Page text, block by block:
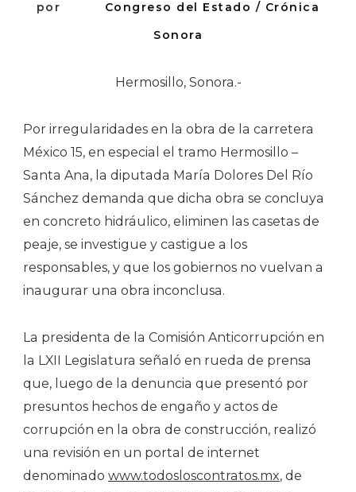
Denuncia
por
Congreso del Estado / Crónica
Sonora
Hermosillo, Sonora.-
Por irregularidades en la obra de la carretera
México 15, en especial el tramo Hermosillo –
Santa Ana, la diputada María Dolores Del Río
Sánchez demanda que dicha obra se concluya
en concreto hidráulico, eliminen las casetas de
peaje, se investigue y castigue a los
responsables, y que los gobiernos no vuelvan a
inaugurar una obra inconclusa.
La presidenta de la Comisión Anticorrupción en
la LXII Legislatura señaló en rueda de prensa
que, luego de la denuncia que presentó por
presuntos hechos de engaño y actos de
corrupción en la obra de construcción, realizó
una revisión en un portal de internet
denominado www.todosloscontratos.mx, de